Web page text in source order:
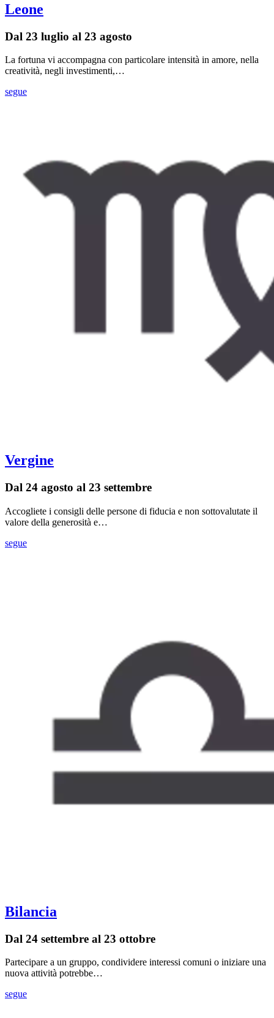
Leone
Dal 23 luglio al 23 agosto
La fortuna vi accompagna con particolare intensità in amore, nella
creatività, negli investimenti,…
segue
Vergine
Dal 24 agosto al 23 settembre
Accogliete i consigli delle persone di fiducia e non sottovalutate il
valore della generosità e…
segue
Bilancia
Dal 24 settembre al 23 ottobre
Partecipare a un gruppo, condividere interessi comuni o iniziare una
nuova attività potrebbe…
segue